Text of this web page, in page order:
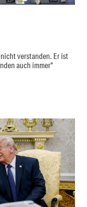
verstanden. Er ist
auch immer“